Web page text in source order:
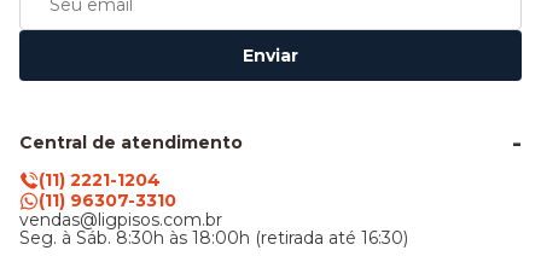
Enviar
Central de atendimento
(11) 2221-1204
(11) 96307-3310
vendas@ligpisos.com.br
Seg. à Sáb. 8:30h às 18:00h (retirada até 16:30)